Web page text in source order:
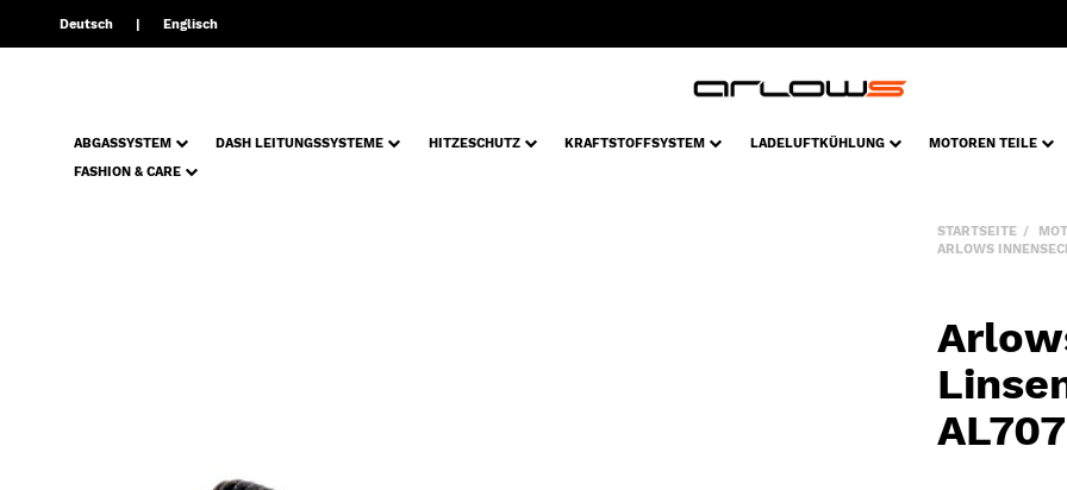
Deutsch Englisch
ABGASSYSTEM DASH LEITUNGSSYSTEME HITZESCHUTZ KRAFTSTOFFSYSTEM LADELUFTKÜHLUNG MOTOREN TEILE
FASHION & CARE
STARTSEITE
ARLOWS